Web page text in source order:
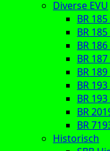
Diverse EVU
BR 185
BR 185
BR 186
BR
BR 189
BR
BR
BR
BR
Historisch